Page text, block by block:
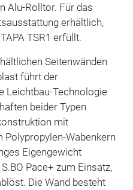
Alu-Rolltor. Für das
erhältlich,
TSR1 erfüllt.
Seitenwänden
führt der
Leichtbau-Technologie
beider Typen
mit
Wabenkern
Eigengewicht
Pace+ zum Einsatz,
Die Wand besteht